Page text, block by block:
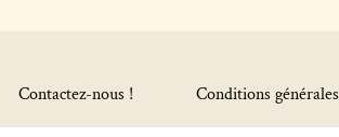
Contactez-nous ! Conditions générales